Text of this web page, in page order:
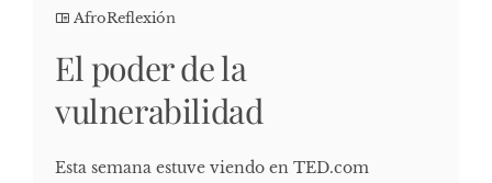
AfroReflexión
El poder de la
vulnerabilidad
Esta semana estuve viendo en TED.com